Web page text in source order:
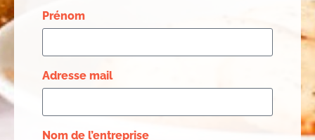
Prénom
Adresse mail
Nom de l’entreprise